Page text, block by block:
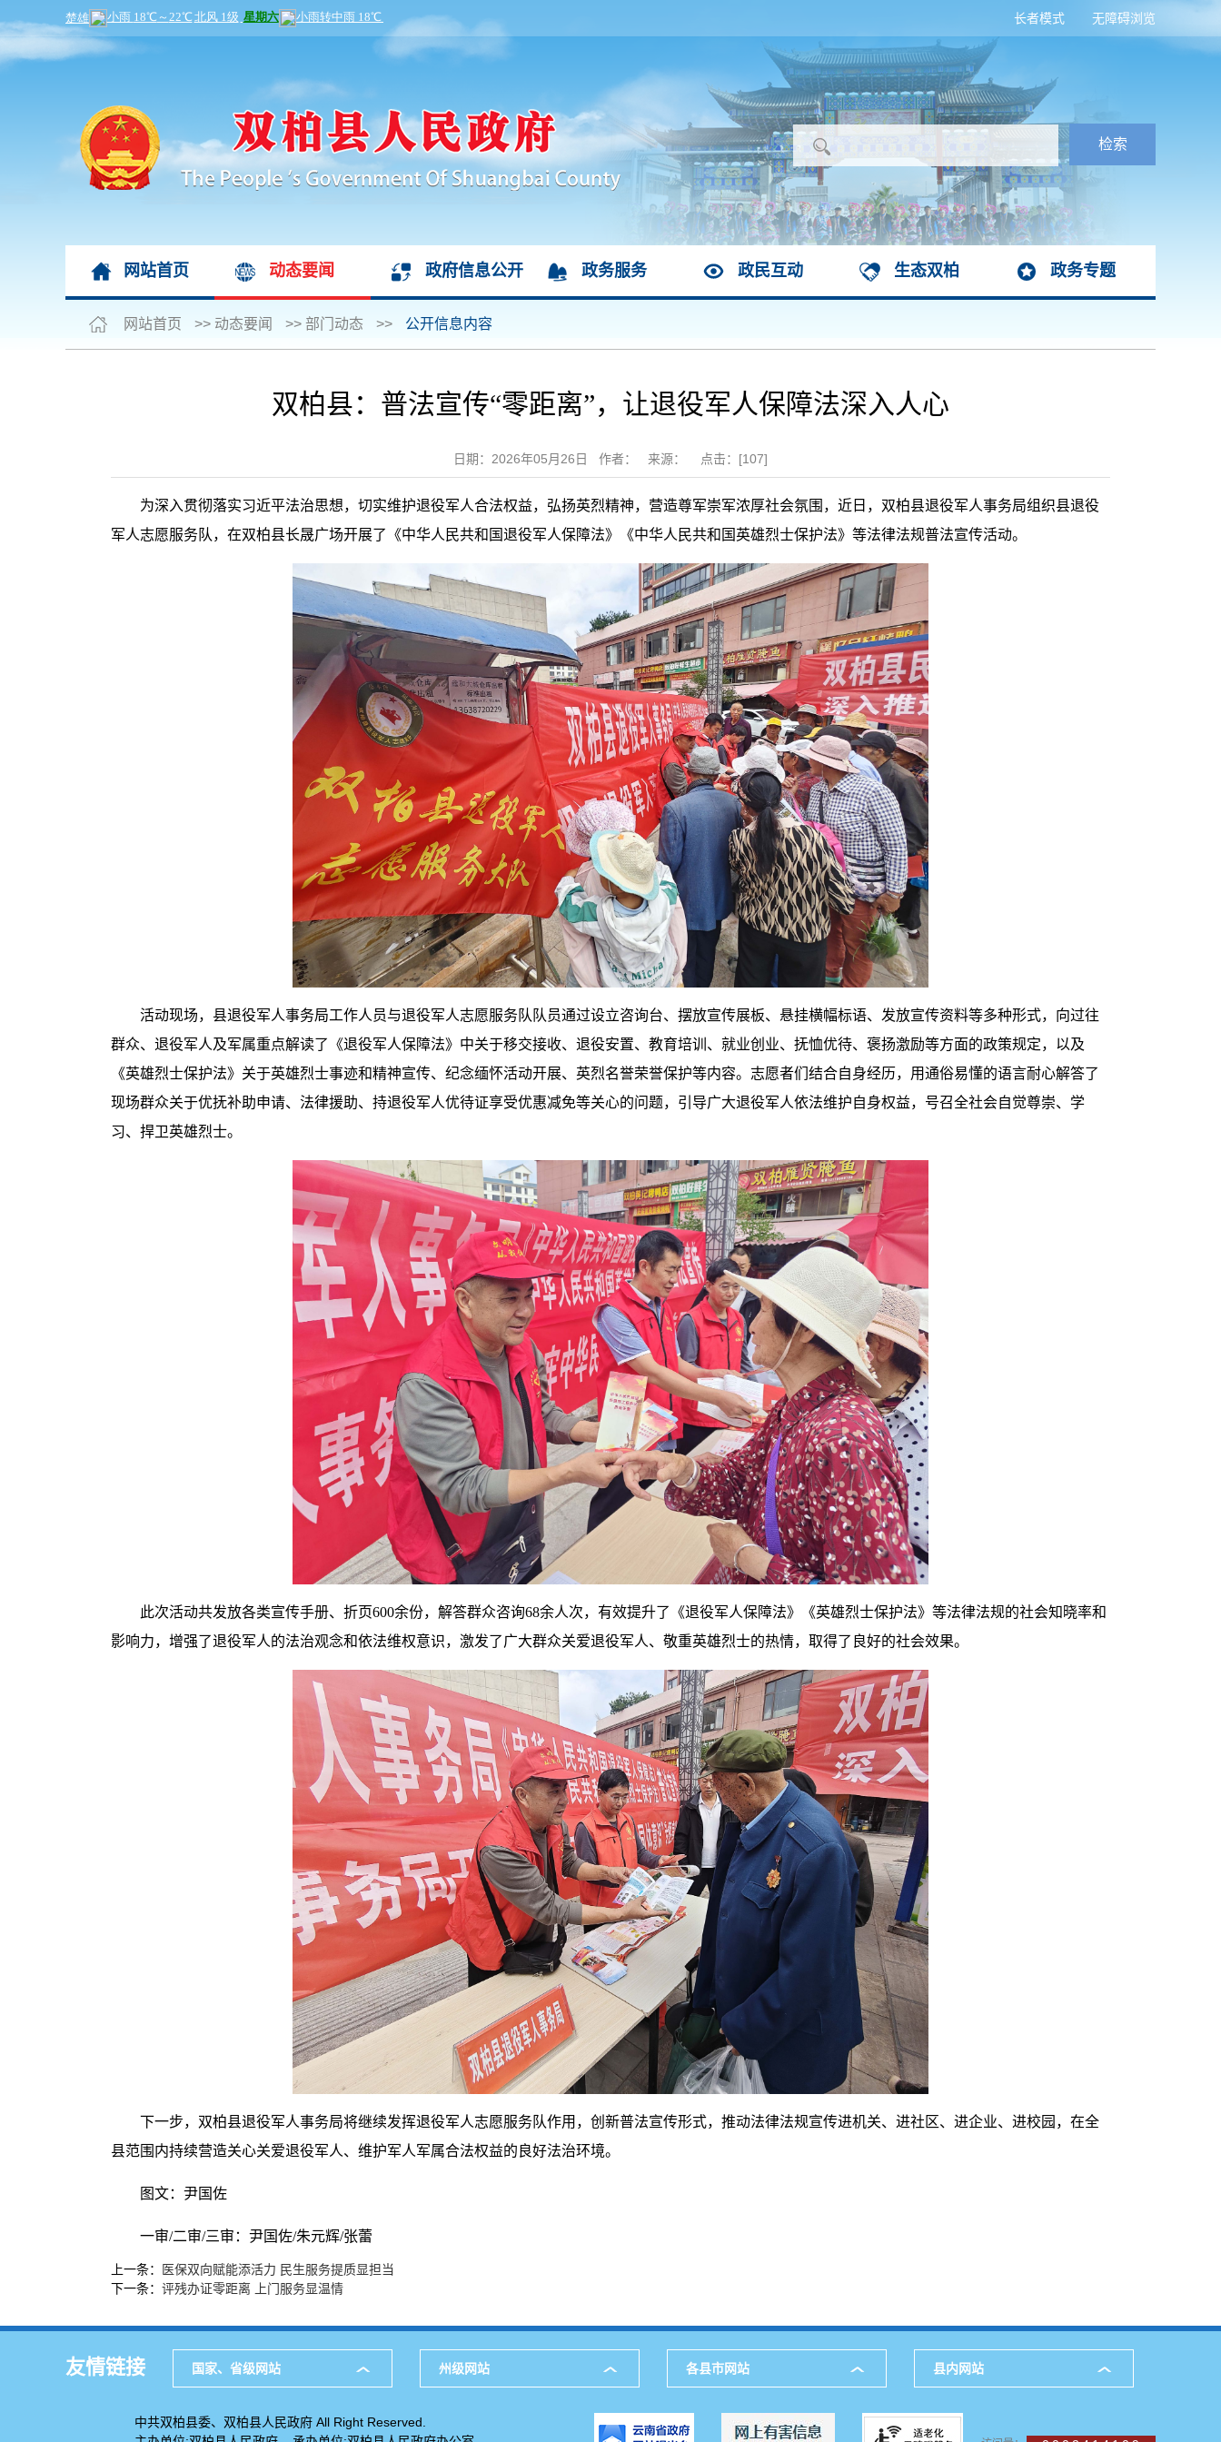
无障碍浏览
长者模式
网站首页 动态要闻 政府信息公开 政务服务 政民互动 生态双柏 政务专题
网站首页 >> 动态要闻 >> 部门动态 >> 公开信息内容
双柏县：普法宣传“零距离”，让退役军人保障法深入人心
日期：2026年05月26日 作者： 来源： 点击：[107]
为深入贯彻落实习近平法治思想，切实维护退役军人合法权益，弘扬英烈精神，营造尊军崇军浓厚社会氛围，近日，双柏县退役军人事务局组织县退役
军人志愿服务队，在双柏县长晟广场开展了《中华人民共和国退役军人保障法》《中华人民共和国英雄烈士保护法》等法律法规普法宣传活动。
活动现场，县退役军人事务局工作人员与退役军人志愿服务队队员通过设立咨询台、摆放宣传展板、悬挂横幅标语、发放宣传资料等多种形式，向过往
群众、退役军人及军属重点解读了《退役军人保障法》中关于移交接收、退役安置、教育培训、就业创业、抚恤优待、褒扬激励等方面的政策规定，以及
《英雄烈士保护法》关于英雄烈士事迹和精神宣传、纪念缅怀活动开展、英烈名誉荣誉保护等内容。志愿者们结合自身经历，用通俗易懂的语言耐心解答了
现场群众关于优抚补助申请、法律援助、持退役军人优待证享受优惠减免等关心的问题，引导广大退役军人依法维护自身权益，号召全社会自觉尊崇、学
习、捍卫英雄烈士。
此次活动共发放各类宣传手册、折页600余份，解答群众咨询68余人次，有效提升了《退役军人保障法》《英雄烈士保护法》等法律法规的社会知晓率和
影响力，增强了退役军人的法治观念和依法维权意识，激发了广大群众关爱退役军人、敬重英雄烈士的热情，取得了良好的社会效果。
下一步，双柏县退役军人事务局将继续发挥退役军人志愿服务队作用，创新普法宣传形式，推动法律法规宣传进机关、进社区、进企业、进校园，在全
县范围内持续营造关心关爱退役军人、维护军人军属合法权益的良好法治环境。
图文：尹国佐
一审/二审/三审：尹国佐/朱元辉/张蕾
上一条：
医保双向赋能添活力 民生服务提质显担当
下一条： 评残办证零距离 上门服务显温情
友情链接 国家、省级网站 州级网站 各县市网站 县内网站
中共双柏县委、双柏县人民政府 All Right Reserved.